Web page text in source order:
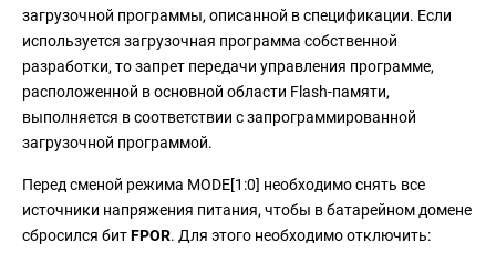
загрузочной программы, описанной в спецификации. Если
используется загрузочная программа собственной
разработки, то запрет передачи управления программе,
расположенной в основной области Flash-памяти,
выполняется в соответствии с запрограммированной
загрузочной программой.
Перед сменой режима MODE[1:0] необходимо снять все
источники напряжения питания, чтобы в батарейном домене
сбросился битFPOR. Для этого необходимо отключить: